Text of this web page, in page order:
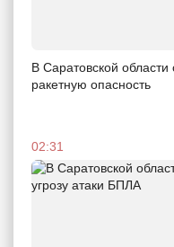
В Саратовской области
ракетную опасность
02:31